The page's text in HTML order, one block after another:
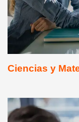
Ciencias y